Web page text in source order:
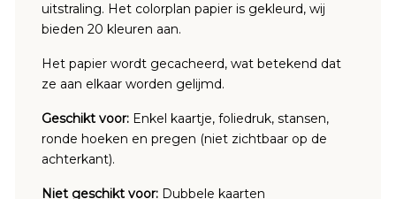
uitstraling. Het colorplan papier is gekleurd, wij
bieden 20 kleuren aan.
Het papier wordt gecacheerd, wat betekend dat
ze aan elkaar worden gelijmd.
Geschikt voor: Enkel kaartje, foliedruk, stansen,
ronde hoeken en pregen (niet zichtbaar op de
achterkant).
Niet geschikt voor: Dubbele kaarten